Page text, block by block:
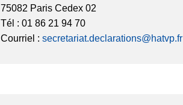
75082 Paris Cedex 02
Tél : 01 86 21 94 70
Courriel :secretariat.declarations@hatvp.fr